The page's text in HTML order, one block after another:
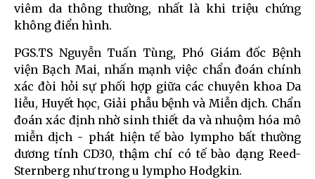
viêm da thông thường, nhất là khi triệu chứng
không điển hình.
PGS.TS Nguyễn Tuấn Tùng, Phó Giám đốc Bệnh
viện Bạch Mai, nhấn mạnh việc chẩn đoán chính
xác đòi hỏi sự phối hợp giữa các chuyên khoa Da
liễu, Huyết học, Giải phẫu bệnh và Miễn dịch. Chẩn
đoán xác định nhờ sinh thiết da và nhuộm hóa mô
miễn dịch - phát hiện tế bào lympho bất thường
dương tính CD30, thậm chí có tế bào dạng Reed-
Sternberg như trong u lympho Hodgkin.